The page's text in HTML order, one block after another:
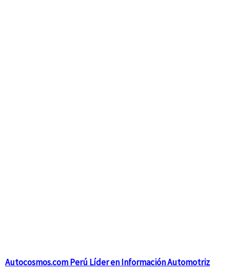
Autocosmos.com Perú Líder en Información Automotriz